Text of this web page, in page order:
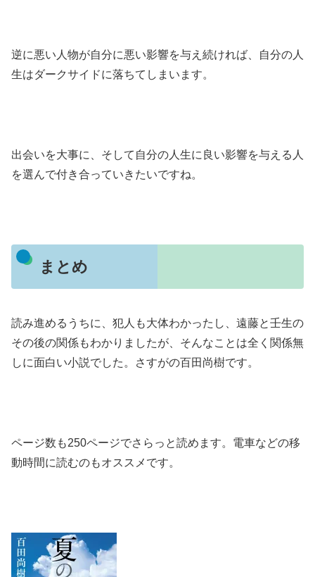
逆に悪い人物が自分に悪い影響を与え続ければ、自分の人
生はダークサイドに落ちてしまいます。
出会いを大事に、そして自分の人生に良い影響を与える人
を選んで付き合っていきたいですね。
まとめ
読み進めるうちに、犯人も大体わかったし、遠藤と壬生の
その後の関係もわかりましたが、そんなことは全く関係無
しに面白い小説でした。さすがの百田尚樹です。
ページ数も250ページでさらっと読めます。電車などの移
動時間に読むのもオススメです。